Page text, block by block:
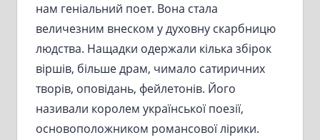
нам геніальний поет. Вона стала
величезним внеском у духовну скарбницю
людства. Нащадки одержали кілька збірок
віршів, більше драм, чимало сатиричних
творів, оповідань, фейлетонів. Його
називали королем української поезії,
основоположником романсової лірики.